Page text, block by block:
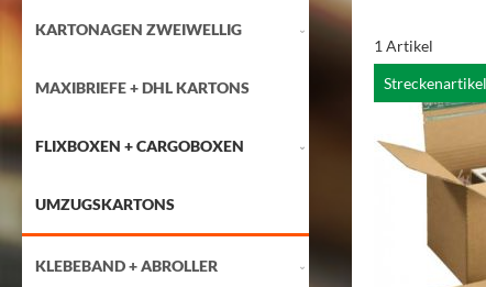
1Artikel
Streckenartikel
KARTONAGEN ZWEIWELLIG
MAXIBRIEFE + DHL KARTONS
FLIXBOXEN + CARGOBOXEN
UMZUGSKARTONS
KLEBEBAND + ABROLLER